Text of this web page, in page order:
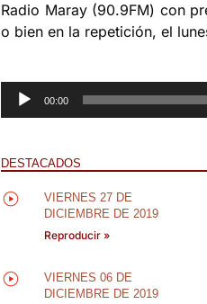
Radio Maray (90.9FM) con
o bien en la repetición, el
Reproductor
de
00:00
DESTACADOS
VIERNES 27 DE
DICIEMBRE DE 2019
Reproducir »
VIERNES 06 DE
DICIEMBRE DE 2019